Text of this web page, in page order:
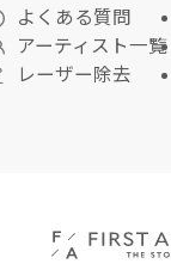
よくある質問
アーティスト一覧
レーザー除去